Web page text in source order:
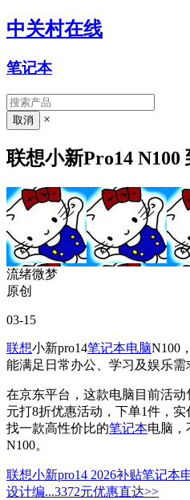
中关村在线
笔记本
×
联想小新Pro14 N100
流绪微梦
原创
03-15
联想小新pro14笔记本电脑N100
能满足日常办公、学习及娱乐需
在京东平台，这款电脑目前活动
元打8折优惠活动，下单1件，
找一款高性价比的笔记本电脑，
N100。
联想小新pro14 2026补贴笔记本
设计编...3372元优惠直达>>